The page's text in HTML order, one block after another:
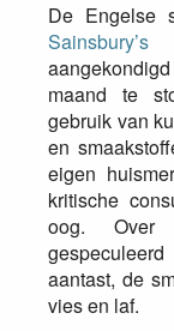
De Engelse
Sainsbury’s
maand te
gebruik van
en
eigen
kritische
oog. Over
aantast, de
vies en laf.